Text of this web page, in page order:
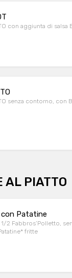
con aggiunta di salsa
senza contorno, con
AL PIATTO
con Patatine
2 Fabbros’Polletto,
fritte